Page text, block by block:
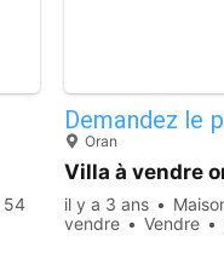
54
Demandez le
Oran
Villa à vendre
il y a 3 ans
vendre
Vendre